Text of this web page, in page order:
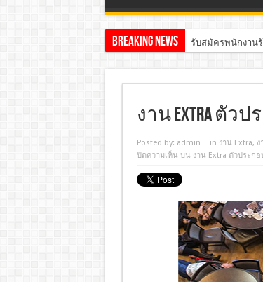
Breaking News รับสมัครพนักงาน
งาน Extra ตัวป
Posted by: admin in งาน Extra,
ปิดความเห็น บน งาน Extra ตัวประกอ